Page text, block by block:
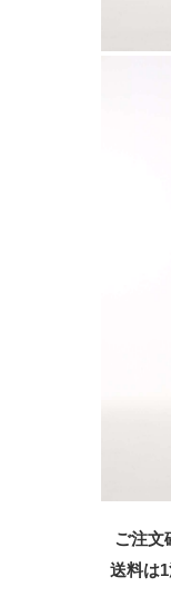
ご注文
送料は